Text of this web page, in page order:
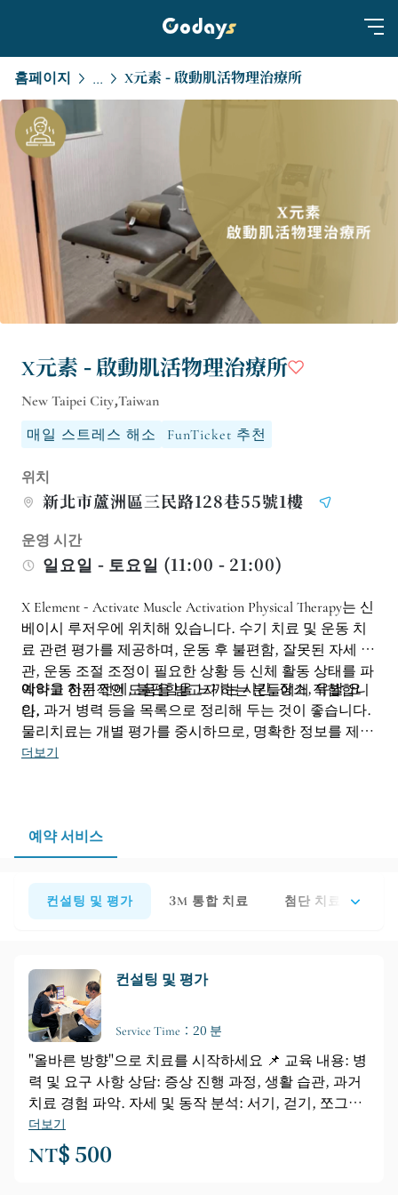
홈페이지 ... X元素 - 啟動肌活物理治療所
X元素 - 啟動肌活物理治療所
New Taipei City,Taiwan
매일 스트레스 해소
FunTicket 추천
위치
新北市蘆洲區三民路128巷55號1樓
운영 시간
일요일 - 토요일 (11:00 - 21:00)
X Element - Activate Muscle Activation Physical Therapy는 신
베이시 루저우에 위치해 있습니다. 수기 치료 및 운동 치
료 관련 평가를 제공하며, 운동 후 불편함, 잘못된 자세 습
관, 운동 조절 조정이 필요한 상황 등 신체 활동 상태를 파
악하고 전문적인 도움을 받고자 하는 분들에게 적합합니
다.
예약을 하기 전에, 불편함을 느끼는 시간, 장소, 유발 요
인, 과거 병력 등을 목록으로 정리해 두는 것이 좋습니다.
물리치료는 개별 평가를 중시하므로, 명확한 정보를 제공
하면 치료사가 적절한 치료 방법을 결정하고 적합한 운동
더보기
예약 서비스
컨설팅 및 평가 3M 통합 치료 첨단 치료 기기
컨설팅 및 평가
Service Time：20 분
"올바른 방향"으로 치료를 시작하세요 📌 교육 내용: 병
력 및 요구 사항 상담: 증상 진행 과정, 생활 습관, 과거
치료 경험 파악. 자세 및 동작 분석: 서기, 걷기, 쪼그려
앉기, 앉은 자세 평가. 관절 가동 범위 및 근력 검사: 제
한 부위 및 불균형 부위 확인. 신경학적 검사: 필요한 경
우 감각/반사/신경 긴장도 검사 시행. 💡 교육 특징: 숙
더보기
NT$ 500